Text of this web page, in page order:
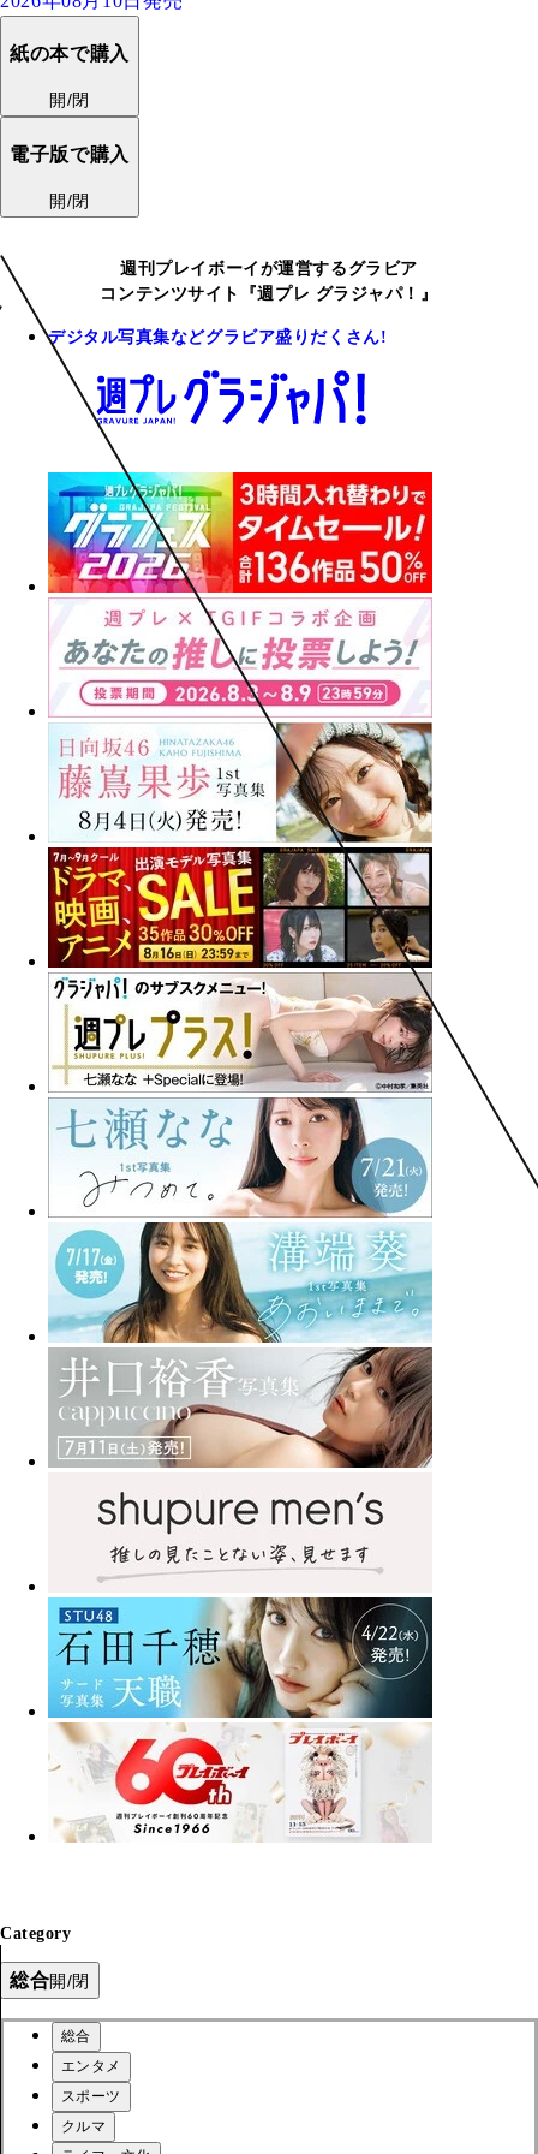
紙の本で購入
開/閉
電子版で購入
開/閉
週刊プレイボーイが運営するグラビア
コンテンツサイト『週プレ グラジャパ！』
デジタル写真集などグラビア盛りだくさん!
Category
総合開/閉
総合
エンタメ
スポーツ
クルマ